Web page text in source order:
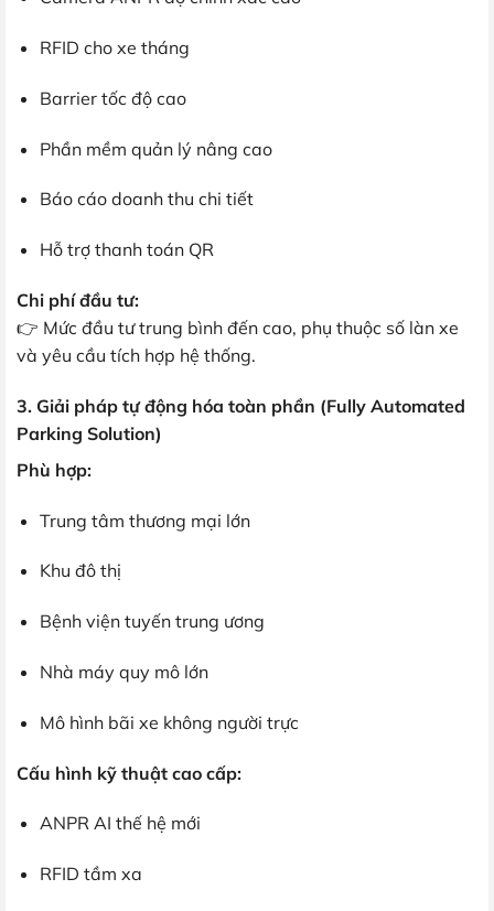
RFID cho xe tháng
Barrier tốc độ cao
Phần mềm quản lý nâng cao
Báo cáo doanh thu chi tiết
Hỗ trợ thanh toán QR
Chi phí đầu tư:
👉 Mức đầu tư trung bình đến cao, phụ thuộc số làn xe
và yêu cầu tích hợp hệ thống.
3. Giải pháp tự động hóa toàn phần (Fully Automated
Parking Solution)
Phù hợp:
Trung tâm thương mại lớn
Khu đô thị
Bệnh viện tuyến trung ương
Nhà máy quy mô lớn
Mô hình bãi xe không người trực
Cấu hình kỹ thuật cao cấp:
ANPR AI thế hệ mới
RFID tầm xa